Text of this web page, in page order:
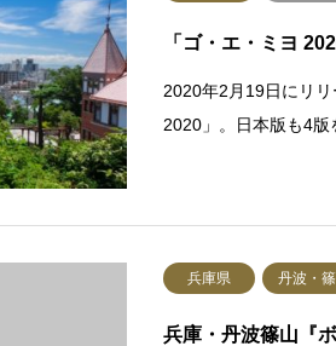
「ゴ・エ・ミヨ
2020年2月19日にリ
2020」。日本版も4
兵庫県 丹波・
兵庫・丹波篠山『